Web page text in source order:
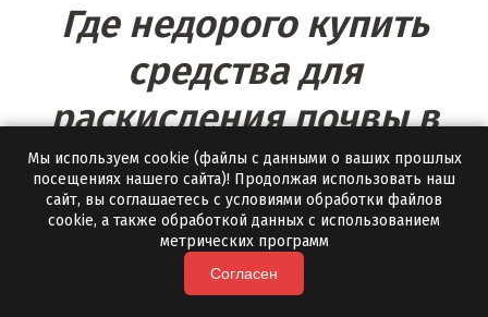
Тюмень
Ульяновск
Урай
Уфа
Где недорого купить
средства для
раскисления почвы в
Алапаевске?
Заказать удобрения для раскисления почвы вы
всегда можете от российского производителя
«Полевской Мрамор». Мы сотрудничаем с
Мы используем cookie (файлы с данными о ваших прошлых
посещениях нашего сайта)! Продолжая использовать наш
сайт, вы соглашаетесь с условиями обработки файлов
cookie, а также обработкой данных с использованием
метрических программ
Согласен